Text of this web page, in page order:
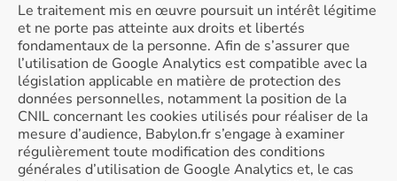
Le traitement mis en œuvre poursuit un intérêt légitime
et ne porte pas atteinte aux droits et libertés
fondamentaux de la personne. Afin de s’assurer que
l’utilisation de Google Analytics est compatible avec la
législation applicable en matière de protection des
données personnelles, notamment la position de la
CNIL concernant les cookies utilisés pour réaliser de la
mesure d’audience, Babylon.fr s’engage à examiner
régulièrement toute modification des conditions
générales d’utilisation de Google Analytics et, le cas